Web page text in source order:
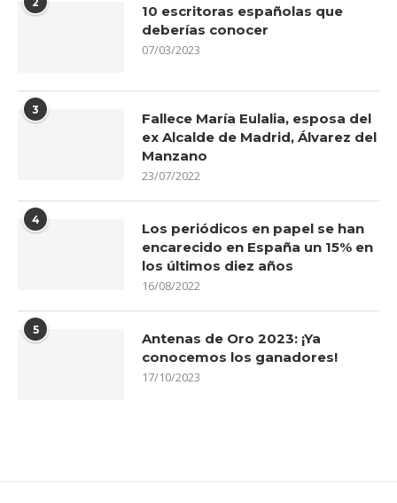
10 escritoras españolas que
deberías conocer
07/03/2023
3
Fallece María Eulalia, esposa del
ex Alcalde de Madrid, Álvarez del
Manzano
23/07/2022
4
Los periódicos en papel se han
encarecido en España un 15% en
los últimos diez años
16/08/2022
5
Antenas de Oro 2023: ¡Ya
conocemos los ganadores!
17/10/2023